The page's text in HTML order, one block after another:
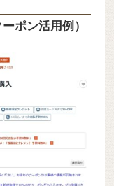
ポン活用例）